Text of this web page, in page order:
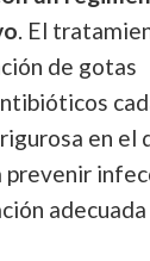
. El
de gotas
en el
prevenir